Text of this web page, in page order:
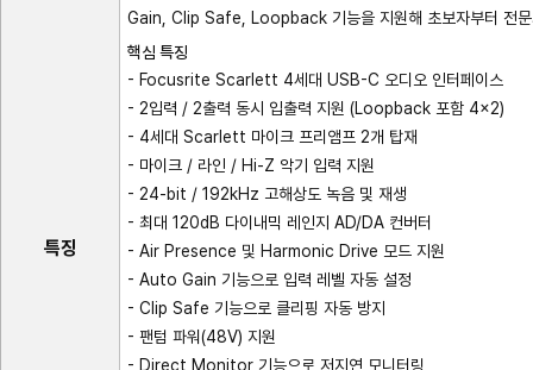
특징
Gain, Clip Safe, Loopback 기능을 지원해 초보자부터 전문
핵심 특징
- Focusrite Scarlett 4세대 USB-C 오디오 인터페이스
- 2입력 / 2출력 동시 입출력 지원 (Loopback 포함 4×2)
- 4세대 Scarlett 마이크 프리앰프 2개 탑재
- 마이크 / 라인 / Hi-Z 악기 입력 지원
- 24-bit / 192kHz 고해상도 녹음 및 재생
- 최대 120dB 다이내믹 레인지 AD/DA 컨버터
- Air Presence 및 Harmonic Drive 모드 지원
- Auto Gain 기능으로 입력 레벨 자동 설정
- Clip Safe 기능으로 클리핑 자동 방지
- 팬텀 파워(48V) 지원
- Direct Monitor 기능으로 저지연 모니터링